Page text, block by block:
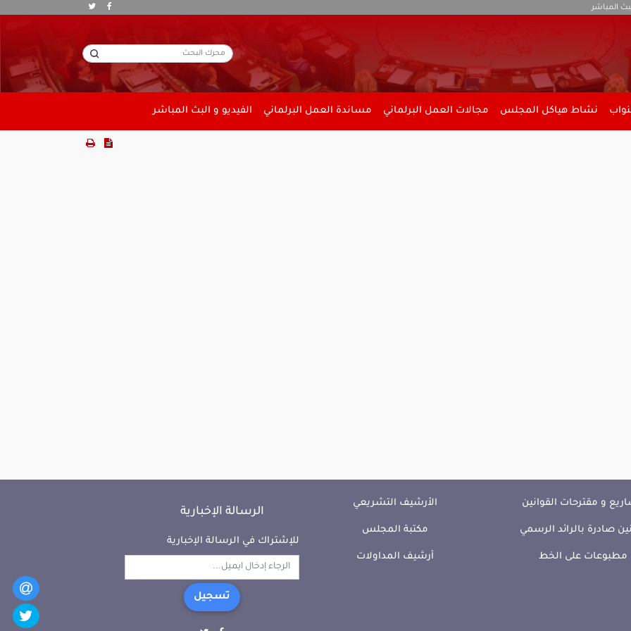
المباشر
نشاط هياكل المجلس مجالات العمل البرلماني مساندة العمل البرلماني الفيديو و البث المباشر
و مقترحات القوانين
صادرة بالرائد الرسمي
مطبوعات على الخط
الأرشيف التشريعي
مكتبة المجلس
أرشيف المداولات
الرسالة الإخبارية
للإشتراك في الرسالة الإخبارية
تسجيل